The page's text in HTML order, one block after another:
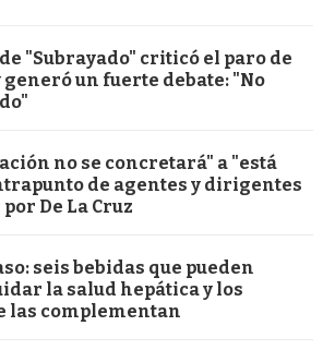
"Subrayado" criticó el paro de
generó un fuerte debate: "No
no se concretará" a "está
de agentes y dirigentes
De La Cruz
seis bebidas que pueden
la salud hepática y los
las complementan